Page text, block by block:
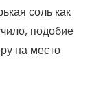
соль как
подобие
на место